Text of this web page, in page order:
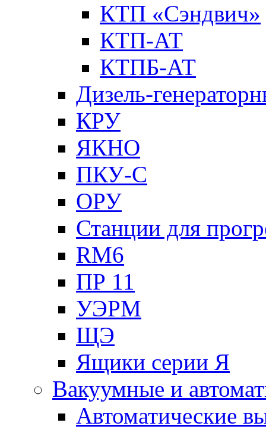
КТП «Сэндвич»
КТП-АТ
КТПБ-АТ
Дизель-
КРУ
ЯКНО
ПКУ-С
ОРУ
Станции для
RM6
ПР 11
УЭРМ
ЩЭ
Ящики серии Я
Вакуумные и
Автоматические